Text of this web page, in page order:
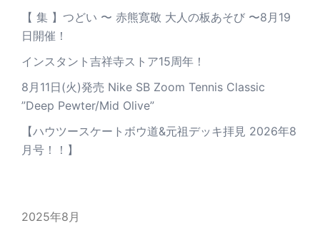
【 集 】つどい 〜 赤熊寛敬 大人の板あそび 〜8月19
日開催！
インスタント吉祥寺ストア15周年！
8月11日(火)発売 Nike SB Zoom Tennis Classic
”Deep Pewter/Mid Olive”
【ハウツースケートボウ道&元祖デッキ拝見 2026年8
月号！！】
2025年8月